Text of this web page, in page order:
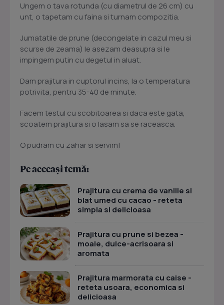
Ungem o tava rotunda (cu diametrul de 26 cm) cu
unt, o tapetam cu faina si turnam compozitia.
Jumatatile de prune (decongelate in cazul meu si
scurse de zeama) le asezam deasupra si le
impingem putin cu degetul in aluat.
Dam prajitura in cuptorul incins, la o temperatura
potrivita, pentru 35-40 de minute.
Facem testul cu scobitoarea si daca este gata,
scoatem prajitura si o lasam sa se raceasca.
O pudram cu zahar si servim!
Pe aceeași temă:
Prajitura cu crema de vanilie si
blat umed cu cacao - reteta
simpla si delicioasa
Prajitura cu prune si bezea -
moale, dulce-acrisoara si
aromata
Prajitura marmorata cu caise -
reteta usoara, economica si
delicioasa